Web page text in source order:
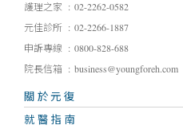
護理之家
02-2262-0582
元佳診所
02-2266-1887
申訴專線
0800-828-688
院長信箱
business@youngforeh.com
關於元復
就醫指南